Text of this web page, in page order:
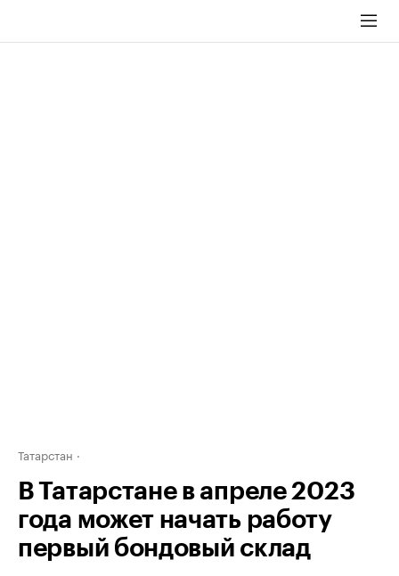
Татарстан
В Татарстане в апреле 2023
года может начать работу
первый бондовый склад